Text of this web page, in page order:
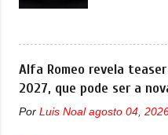
uma
de traços
acontecendo
ao I-Pace
Rezvani
teaser de
oferecer
Dune, um
proposta
esportivos
Alfa Romeo revela
2027, que pode ser a
Por Luis Noal agosto 04,